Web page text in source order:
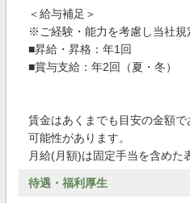
＜給与補足＞
※ご経験・能力を考慮し当社規
■昇給・昇格：年1回
■賞与支給：年2回（夏・冬）
賃金はあくまでも目安の金額
可能性があります。
月給(月額)は固定手当を含めた
待遇・福利厚生